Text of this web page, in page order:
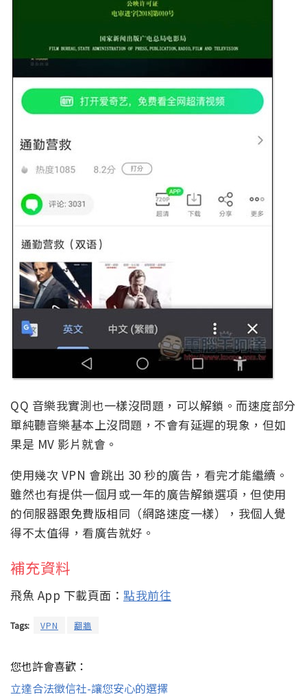
QQ 音樂我實測也一樣沒問題，可以解鎖。而速度部分
單純聽音樂基本上沒問題，不會有延遲的現象，但如
果是 MV 影片就會。
使用幾次 VPN 會跳出 30 秒的廣告，看完才能繼續。
雖然也有提供一個月或一年的廣告解鎖選項，但使用
的伺服器跟免費版相同（網路速度一樣），我個人覺
得不太值得，看廣告就好。
補充資料
飛魚 App 下載頁面： 點我前往
Tags: VPN 翻牆
您也許會喜歡：
立達合法徵信社-讓您安心的選擇